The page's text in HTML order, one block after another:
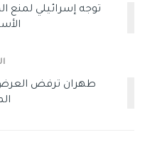
الرحلات وارتفاع تكاليف
على أسواق الطاقة وسلاسل
الخليج وبقية الأسواق
توجه إسرائيلي لمنع
طهران ترفض العرض